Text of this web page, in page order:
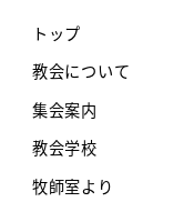
トップ
教会について
集会案内
教会学校
牧師室より